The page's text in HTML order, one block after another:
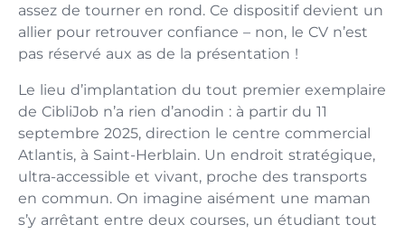
assez de tourner en rond. Ce dispositif devient un
allier pour retrouver confiance – non, le CV n’est
pas réservé aux as de la présentation !
Le lieu d’implantation du tout premier exemplaire
de CibliJob n’a rien d’anodin : à partir du 11
septembre 2025, direction le centre commercial
Atlantis, à Saint-Herblain. Un endroit stratégique,
ultra-accessible et vivant, proche des transports
en commun. On imagine aisément une maman
s’y arrêtant entre deux courses, un étudiant tout